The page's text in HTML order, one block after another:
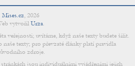
Mises.cz, 2026
vytvořil Urza.
veřejnosti; uvítáme, když naše texty budete šířit.
naše texty; pro převzaté články platí pravidla
zdroje.
jsou individuálními vyjádřeními jejich